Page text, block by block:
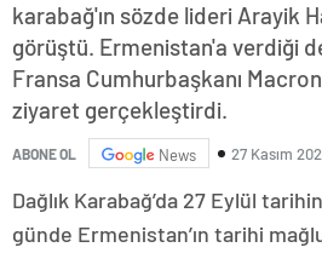
karabağ'ın sözde lideri Arayik
görüştü. Ermenistan'a verdiği
Fransa Cumhurbaşkanı
ziyaret gerçekleştirdi.
ABONE OL News 27 Kasım
Dağlık Karabağ’da 27 Eylül
günde Ermenistan’ın tarihi